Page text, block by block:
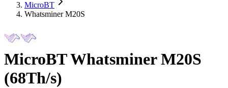
MicroBT
Whatsminer M20S
MicroBTWhatsminer M20S
(68Th/s)